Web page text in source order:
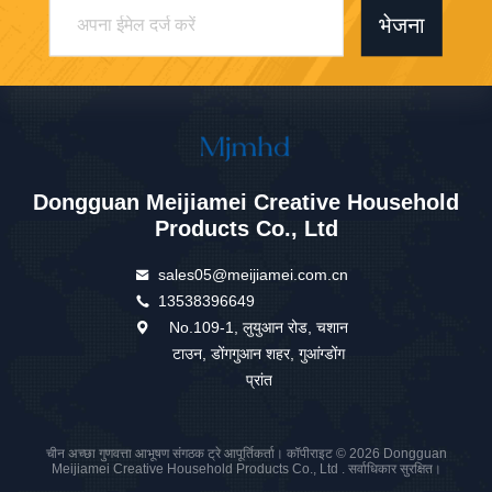
भेजना
Dongguan Meijiamei Creative Household
Products Co., Ltd
sales05@meijiamei.com.cn
13538396649
No.109-1, लुयुआन रोड, चशान
टाउन, डोंगगुआन शहर, गुआंग्डोंग
प्रांत
चीन अच्छा गुणवत्ता आभूषण संगठक ट्रे आपूर्तिकर्ता। कॉपीराइट © 2026 Dongguan
Meijiamei Creative Household Products Co., Ltd . सर्वाधिकार सुरक्षित।